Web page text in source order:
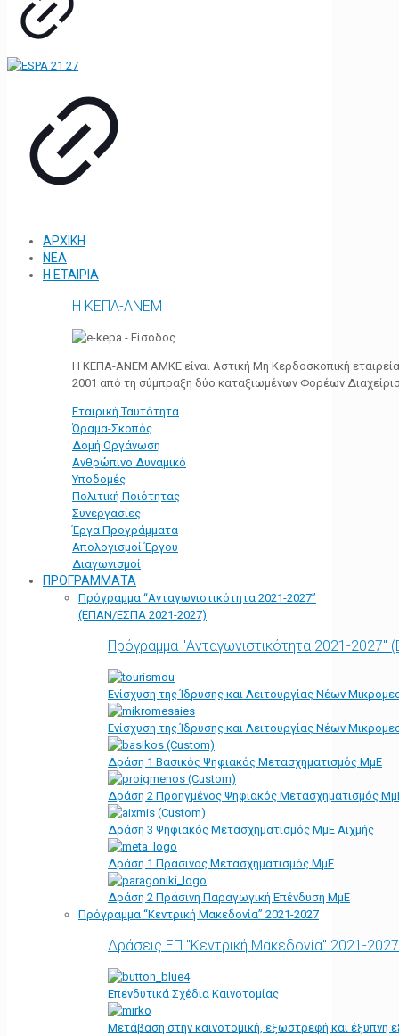
ΑΡΧΙΚΗ
ΝΕΑ
Η ΕΤΑΙΡΙΑ
Η ΚΕΠΑ-ΑΝΕΜ
Η ΚΕΠΑ-ΑΝΕΜ ΑΜΚΕ είναι Αστική Μη Κερδοσκοπική
2001 από τη σύμπραξη δύο καταξιωμένων Φορέων
Εταιρική Ταυτότητα
Όραμα-Σκοπός
Δομή Οργάνωση
Ανθρώπινο Δυναμικό
Υποδομές
Πολιτική Ποιότητας
Συνεργασίες
Έργα Προγράμματα
Απολογισμοί Έργου
Διαγωνισμοί
ΠΡΟΓΡΑΜΜΑΤΑ
Πρόγραμμα “Ανταγωνιστικότητα 2021-2027”
(ΕΠΑΝ/ΕΣΠΑ 2021-2027)
Πρόγραμμα "Ανταγωνιστικότητα 2021-
Ενίσχυση της Ίδρυσης και Λειτουργίας Νέων
Ενίσχυση της Ίδρυσης και Λειτουργίας Νέων
Δράση 1 Βασικός Ψηφιακός Μετασχηματισμός ΜμΕ
Δράση 2 Προηγμένος Ψηφιακός Μετασχηματισμός
Δράση 3 Ψηφιακός Μετασχηματισμός ΜμΕ Αιχμής
Δράση 1 Πράσινος Μετασχηματισμός ΜμΕ
Δράση 2 Πράσινη Παραγωγική Επένδυση ΜμΕ
Πρόγραμμα “Κεντρική Μακεδονία” 2021-2027
Δράσεις ΕΠ "Κεντρική Μακεδονία" 2021-2027
Επενδυτικά Σχέδια Καινοτομίας
Μετάβαση στην καινοτομική, εξωστρεφή και έξυπνη